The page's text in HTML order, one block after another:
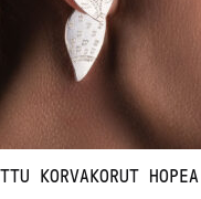
KORVAKORUT HOPEA